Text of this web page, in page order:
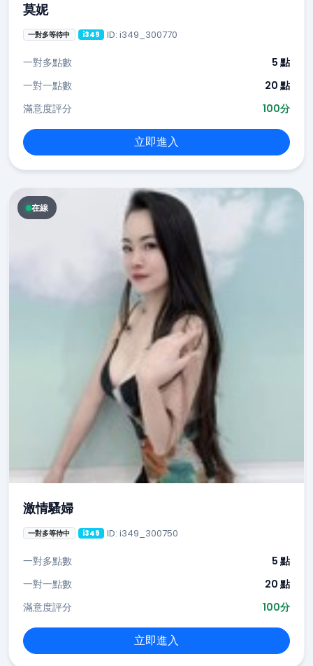
莫妮
一對多等待中 i349 ID: i349_300770
一對多點數
5 點
一對一點數
20 點
滿意度評分
100分
立即進入
在線
激情騷婦
一對多等待中 i349 ID: i349_300750
一對多點數
5 點
一對一點數
20 點
滿意度評分
100分
立即進入